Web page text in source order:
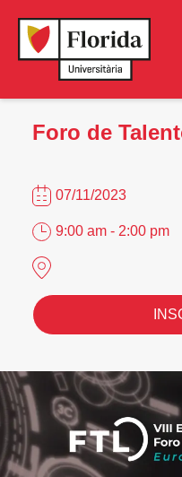
Foro de
07/11/2023
9:00 am - 2:00 pm